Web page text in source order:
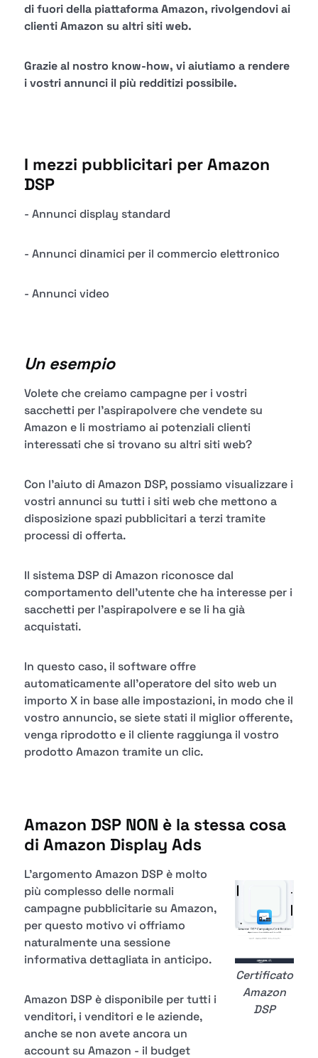
di fuori della piattaforma Amazon, rivolgendovi ai
clienti Amazon su altri siti web.
Grazie al nostro know-how, vi aiutiamo a rendere
i vostri annunci il più redditizi possibile.
I mezzi pubblicitari per Amazon
DSP
- Annunci display standard
- Annunci dinamici per il commercio elettronico
- Annunci video
Un esempio
Volete che creiamo campagne per i vostri
sacchetti per l'aspirapolvere che vendete su
Amazon e li mostriamo ai potenziali clienti
interessati che si trovano su altri siti web?
Con l'aiuto di Amazon DSP, possiamo visualizzare i
vostri annunci su tutti i siti web che mettono a
disposizione spazi pubblicitari a terzi tramite
processi di offerta.
Il sistema DSP di Amazon riconosce dal
comportamento dell'utente che ha interesse per i
sacchetti per l'aspirapolvere e se li ha già
acquistati.
In questo caso, il software offre
automaticamente all'operatore del sito web un
importo X in base alle impostazioni, in modo che il
vostro annuncio, se siete stati il miglior offerente,
venga riprodotto e il cliente raggiunga il vostro
prodotto Amazon tramite un clic.
Amazon DSP NON è la stessa cosa
di Amazon Display Ads
Certificato
Amazon
DSP
L'argomento Amazon DSP è molto
più complesso delle normali
campagne pubblicitarie su Amazon,
per questo motivo vi offriamo
naturalmente una sessione
informativa dettagliata in anticipo.
Amazon DSP è disponibile per tutti i
venditori, i venditori e le aziende,
anche se non avete ancora un
account su Amazon - il budget